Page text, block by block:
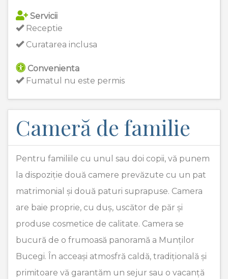
Servicii
Receptie
Curatarea inclusa
Convenienta
Fumatul nu este permis
Cameră de familie
Pentru familiile cu unul sau doi copii, vă punem
la dispoziție două camere prevăzute cu un pat
matrimonial și două paturi suprapuse. Camera
are baie proprie, cu duș, uscător de păr și
produse cosmetice de calitate. Camera se
bucură de o frumoasă panoramă a Munților
Bucegi. În acceași atmosfră caldă, tradițională și
primitoare vă garantăm un sejur sau o vacanță